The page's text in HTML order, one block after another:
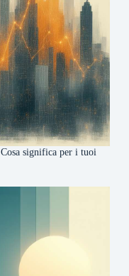
significa per i tuoi